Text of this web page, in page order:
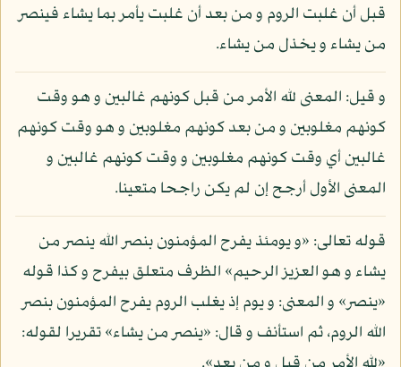
قبل أن غلبت الروم و من بعد أن غلبت يأمر بما يشاء فينصر
من يشاء و يخذل من يشاء.
و قيل: المعنى لله الأمر من قبل كونهم غالبين و هو وقت
كونهم مغلوبين و من بعد كونهم مغلوبين و هو وقت كونهم
غالبين أي وقت كونهم مغلوبين و وقت كونهم غالبين و
المعنى الأول أرجح إن لم يكن راجحا متعينا.
قوله تعالى: «و يومئذ يفرح المؤمنون بنصر الله ينصر من
يشاء و هو العزيز الرحيم» الظرف متعلق بيفرح و كذا قوله
«ينصر» و المعنى: و يوم إذ يغلب الروم يفرح المؤمنون بنصر
الله الروم، ثم استأنف و قال: «ينصر من يشاء» تقريرا لقوله: